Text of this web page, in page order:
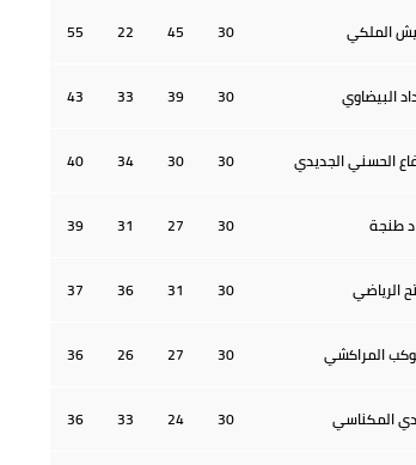
الملكي 30
45
22
55
البيضاوي 30
39
33
43
الحسني الجديدي 30
30
34
40
طنجة 30
27
31
39
الرياضي 30
31
36
37
المراكشي 30
27
26
36
المكناسي 30
24
33
36